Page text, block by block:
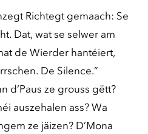
Richtegt gemaach: Se
Dat, wat se selwer am
de Wierder hantéiert,
De Silence.”
d‘Paus ze grouss gëtt?
auszehalen ass? Wa
ze jäizen? D’Mona